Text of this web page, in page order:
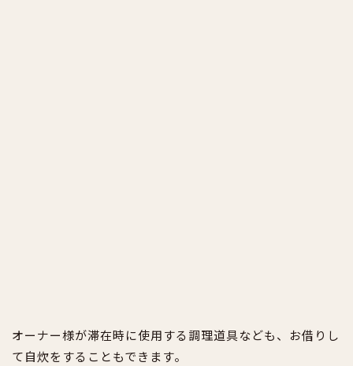
オーナー様が滞在時に使用する調理道具なども、お借りし
て自炊をすることもできます。